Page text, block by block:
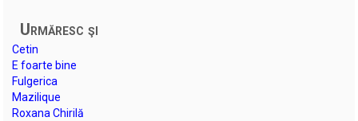
Urmăresc şi
Cetin
E foarte bine
Fulgerica
Mazilique
Roxana Chirilă